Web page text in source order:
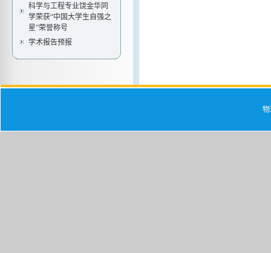
科学与工程专业饶金华同
学荣获“中国大学生自强之
星”荣誉称号
学术报告预报